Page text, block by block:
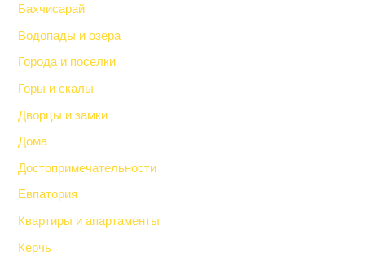
Бахчисарай
Водопады и озера
Города и поселки
Горы и скалы
Дворцы и замки
Дома
Достопримечательности
Евпатория
Квартиры и апартаменты
Керчь